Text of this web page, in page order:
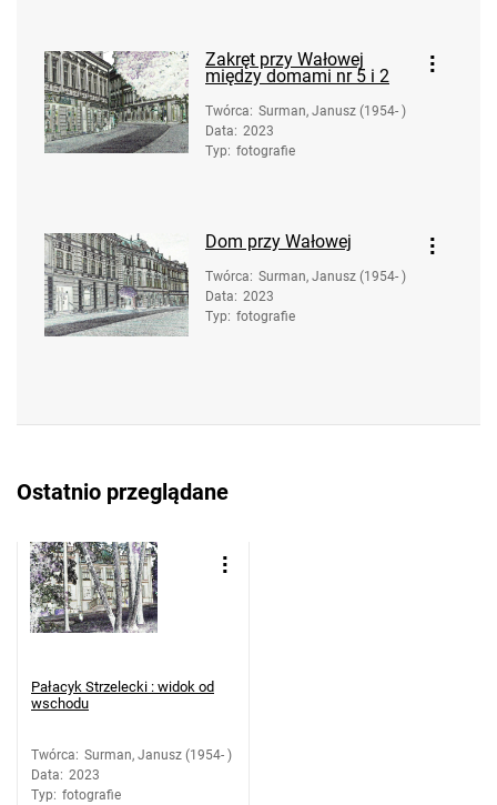
Zakręt przy Wałowej
między domami nr 5 i 2
Twórca: Surman, Janusz (1954- )
Data: 2023
Typ: fotografie
Dom przy Wałowej
Twórca: Surman, Janusz (1954- )
Data: 2023
Typ: fotografie
Ostatnio przeglądane
Pałacyk Strzelecki : widok od
wschodu
Twórca: Surman, Janusz (1954- )
Data: 2023
Typ: fotografie